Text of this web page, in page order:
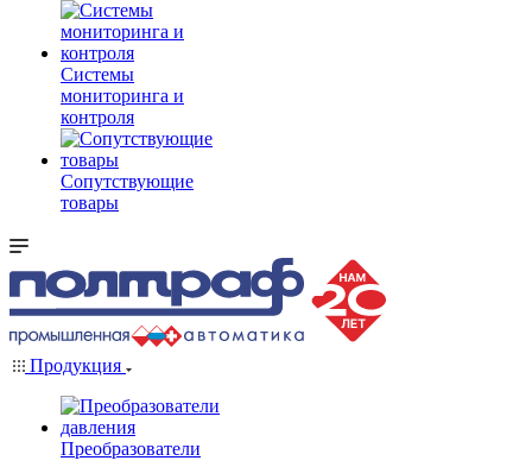
Системы
мониторинга и
контроля
Сопутствующие
товары
Продукция
Преобразователи